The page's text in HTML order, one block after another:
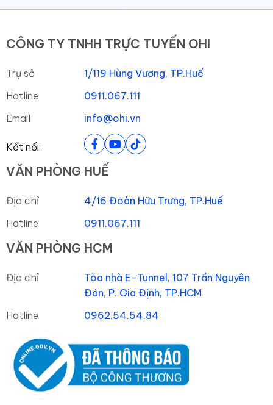
CÔNG TY TNHH TRỰC TUYẾN OHI
Trụ sở
1/119 Hùng Vương, TP.Huế
Hotline
0911.067.111
Email
info@ohi.vn
Kết nối:
VĂN PHÒNG HUẾ
Địa chỉ
4/16 Đoàn Hữu Trưng, TP.Huế
Hotline
0911.067.111
VĂN PHÒNG HCM
Địa chỉ
Tòa nhà E-Tunnel, 107 Trần Nguyên
Đán, P. Gia Định, TP.HCM
Hotline
0962.54.54.84